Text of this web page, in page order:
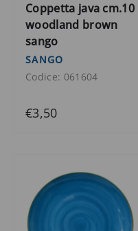
Coppetta java cm.10
woodland brown
sango
SANGO
Codice: 061604
€3,50